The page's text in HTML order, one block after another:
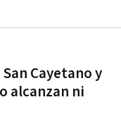
Cayetano y
alcanzan ni